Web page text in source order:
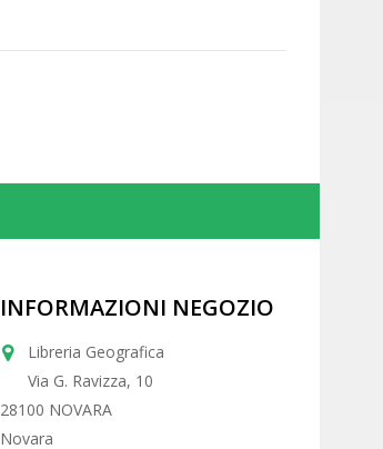
INFORMAZIONI NEGOZIO
Libreria Geografica
Via G. Ravizza, 10
28100 NOVARA
Novara